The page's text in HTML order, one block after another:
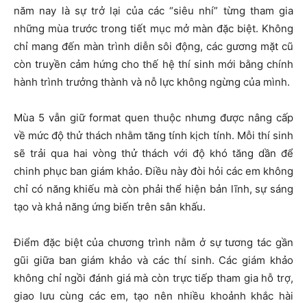
năm nay là sự trở lại của các “siêu nhí” từng tham gia
những mùa trước trong tiết mục mở màn đặc biệt. Không
chỉ mang đến màn trình diễn sôi động, các gương mặt cũ
còn truyền cảm hứng cho thế hệ thí sinh mới bằng chính
hành trình trưởng thành và nỗ lực không ngừng của mình.
Mùa 5 vẫn giữ format quen thuộc nhưng được nâng cấp
về mức độ thử thách nhằm tăng tính kịch tính. Mỗi thí sinh
sẽ trải qua hai vòng thử thách với độ khó tăng dần để
chinh phục ban giám khảo. Điều này đòi hỏi các em không
chỉ có năng khiếu mà còn phải thể hiện bản lĩnh, sự sáng
tạo và khả năng ứng biến trên sân khấu.
Điểm đặc biệt của chương trình nằm ở sự tương tác gần
gũi giữa ban giám khảo và các thí sinh. Các giám khảo
không chỉ ngồi đánh giá mà còn trực tiếp tham gia hỗ trợ,
giao lưu cùng các em, tạo nên nhiều khoảnh khắc hài